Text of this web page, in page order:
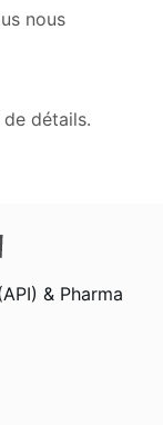
nous
détails.
& Pharma